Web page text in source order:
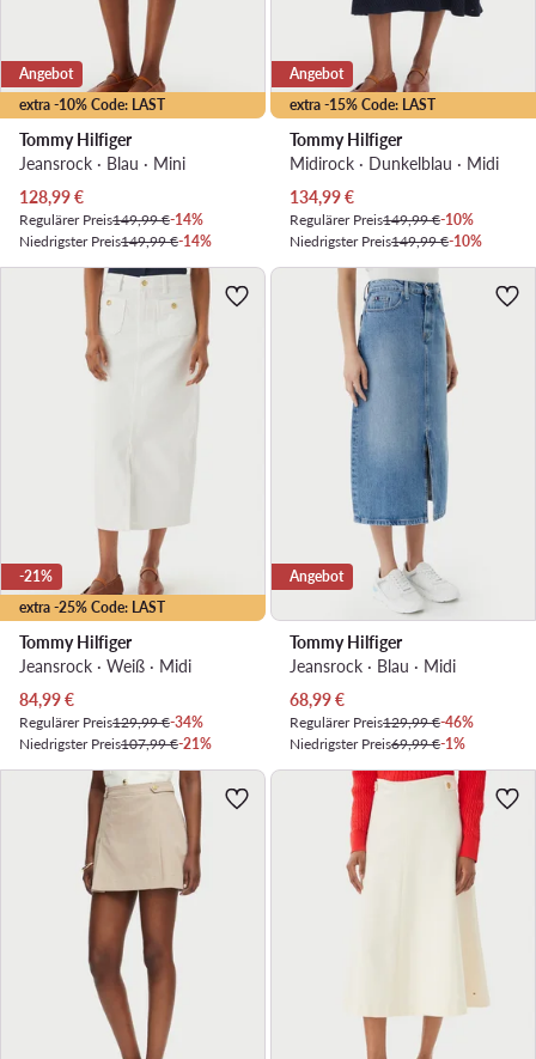
extra -10% Code: LAST
Angebot
Tommy Hilfiger
Jeansrock · Blau · Mini
Aktueller Preis
128,99€
Regulärer Preis149,99 €-14%
Niedrigster Preis149,99 €-14%
extra -15% Code: LAST
Angebot
Tommy Hilfiger
Midirock · Dunkelblau · Midi
Aktueller Preis
134,99€
Regulärer Preis149,99 €-10%
Niedrigster Preis149,99 €-10%
extra -25% Code: LAST
-21%
Tommy Hilfiger
Jeansrock · Weiß · Midi
Aktueller Preis
84,99€
Regulärer Preis129,99 €-34%
Niedrigster Preis107,99 €-21%
Angebot
Tommy Hilfiger
Jeansrock · Blau · Midi
Aktueller Preis
68,99€
Regulärer Preis129,99 €-46%
Niedrigster Preis69,99 €-1%